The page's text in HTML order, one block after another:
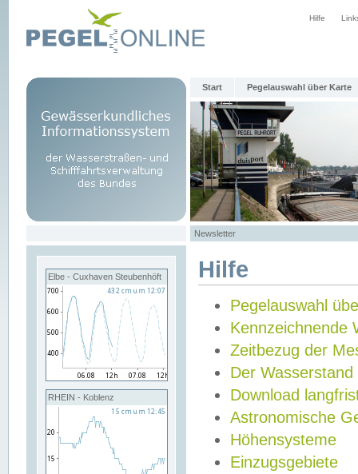
Hilfe
Start Pegelauswahl über Karte
Newsletter
Elbe - Cuxhaven Steubenhöft
RHEIN - Koblenz
Hilfe
Pegelauswahl
Kennzeichnende
Zeitbezug der
Der Wasserstand
Download
Astronomische
Höhensysteme
Einzugsgebiete